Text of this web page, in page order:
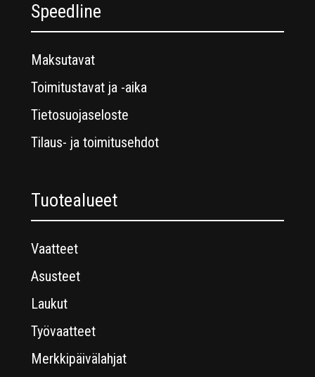
Speedline
Maksutavat
Toimitustavat ja -aika
Tietosuojaseloste
Tilaus- ja toimitusehdot
Tuotealueet
Vaatteet
Asusteet
Laukut
Työvaatteet
Merkkipäivälahjat